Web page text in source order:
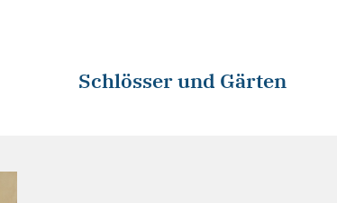
Schlösser und Gärten